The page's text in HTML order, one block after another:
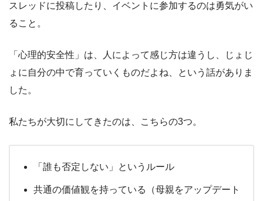
スレッドに投稿したり、イベントに参加するのは勇気がい
ること。
「心理的安全性」は、人によって感じ方は違うし、じょじ
ょに自分の中で育っていくものだよね、という話がありま
した。
私たちが大切にしてきたのは、こちらの3つ。
「誰も否定しない」というルール
共通の価値観を持っている（母親をアップデート